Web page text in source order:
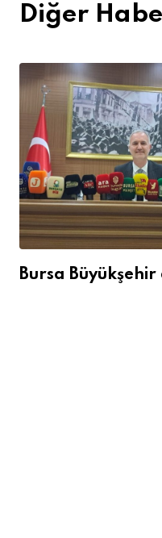
Diğer
Bursa Büyükşehir